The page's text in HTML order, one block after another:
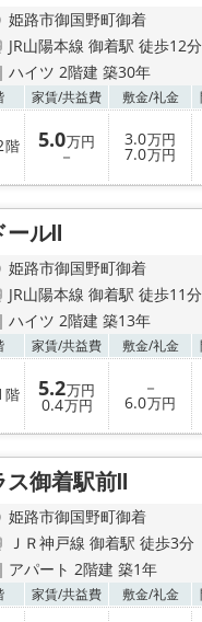
姫路市御国野町御着
JR山陽本線 御着駅 徒歩12分
ハイツ 2階建 築30年
家賃/共益費 敷金/礼金
階 5.0万円
－
3.0万円
7.0万円
ールⅡ
姫路市御国野町御着
JR山陽本線 御着駅 徒歩11分
ハイツ 2階建 築13年
家賃/共益費 敷金/礼金
階 5.2万円
0.4万円
－
6.0万円
ス御着駅前Ⅱ
姫路市御国野町御着
ＪＲ神戸線 御着駅 徒歩3分
アパート 2階建 築1年
家賃/共益費 敷金/礼金